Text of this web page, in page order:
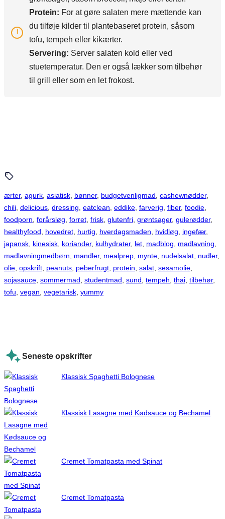
Protein: For at gøre salaten mere mættende kan
du tilføje kilder til plantebaseret protein, såsom
tofu, tempeh eller kikærter.
Servering: Server salaten kold eller ved
stuetemperatur. Den er også lækker som tilbehør
til grill eller som en let frokost.
ærter, agurk asiatisk bønner, budgetvenligmad cashewnødder
chili delicious dressing eatclean eddike farverig fiber, foodie
foodporn forårsløg forret frisk glutenfri grøntsager, gulerødder
healthyfood
hovedret hurtig hverdagsmaden hvidløg ingefær
japansk kinesisk koriander, kulhydrater, let madblog madlavning
madlavningmedbørn
mandler, mealprep mynte nudelsalat nudler
olie opskrift peanuts peberfrugt protein salat sesamolie
sojasauce sommermad studentmad sund tempeh thai tilbehør
tofu vegan vegetarisk yummy
Seneste opskrifter
Klassisk Spaghetti Bolognese
Klassisk Lasagne med Kødsauce og Bechamel
Cremet Tomatpasta med Spinat
Cremet Tomatpasta